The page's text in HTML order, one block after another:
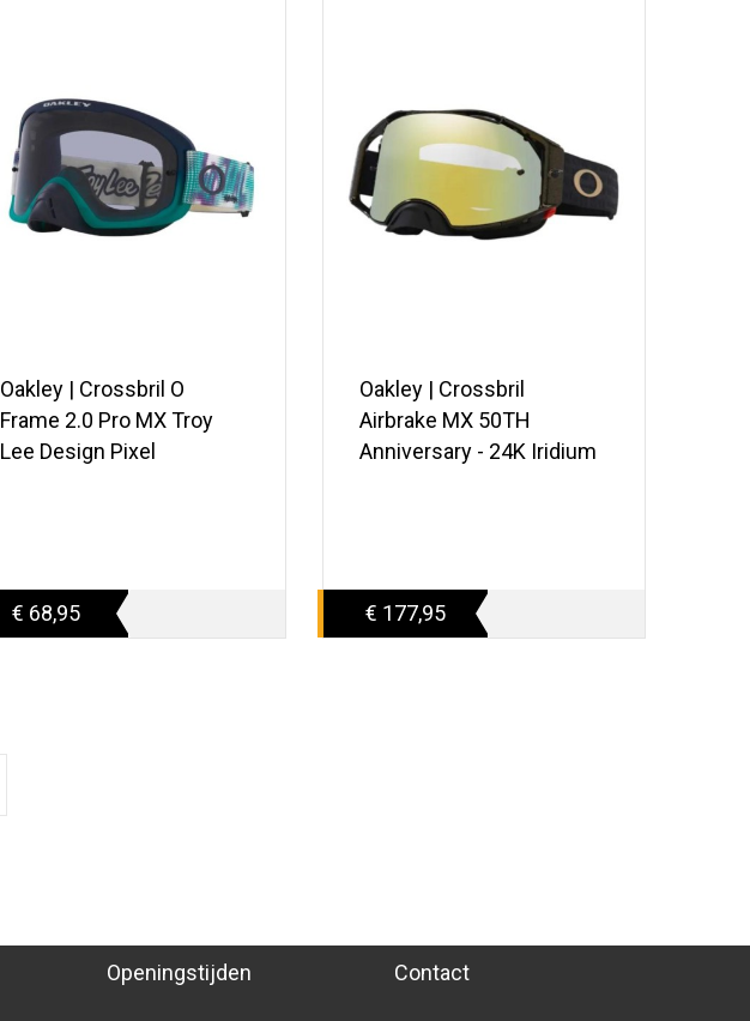
Oakley | Crossbril O
Frame 2.0 Pro MX Troy
Lee Design Pixel
€ 68,95
Oakley | Crossbril
Airbrake MX 50TH
Anniversary - 24K Iridium
€ 177,95
Openingstijden Contact